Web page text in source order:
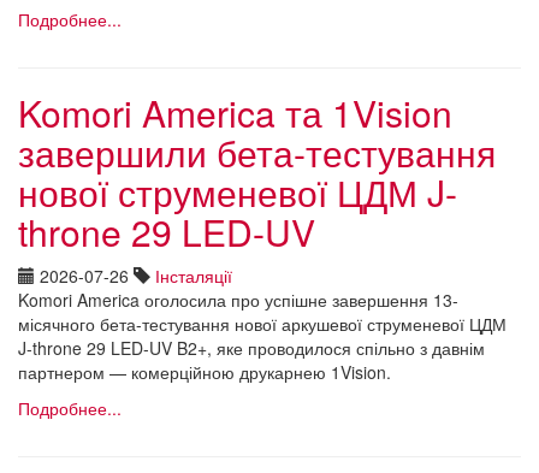
Подробнее...
Komori America та 1Vision
завершили бета-тестування
нової струменевої ЦДМ J-
throne 29 LED-UV
2026-07-26
Інсталяції
Komori America оголосила про успішне завершення 13-
місячного бета-тестування нової аркушевої струменевої ЦДМ
J-throne 29 LED-UV B2+, яке проводилося спільно з давнім
партнером — комерційною друкарнею 1Vision.
Подробнее...